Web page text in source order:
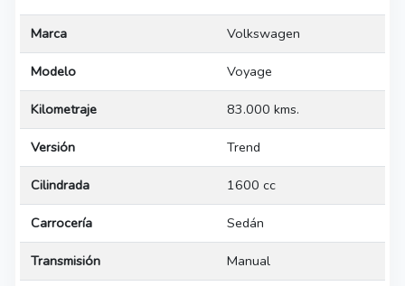
Marca Volkswagen
Modelo Voyage
Kilometraje 83.000 kms.
Versión Trend
Cilindrada 1600 cc
Carrocería Sedán
Transmisión Manual